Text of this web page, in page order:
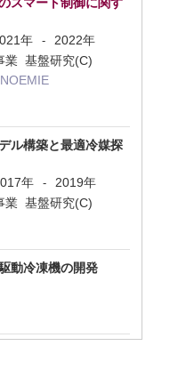
年 -
2022年
業 基盤研究(C)
ル構築と最適冷媒探
年 -
2019年
業 基盤研究(C)
動冷凍機の開発